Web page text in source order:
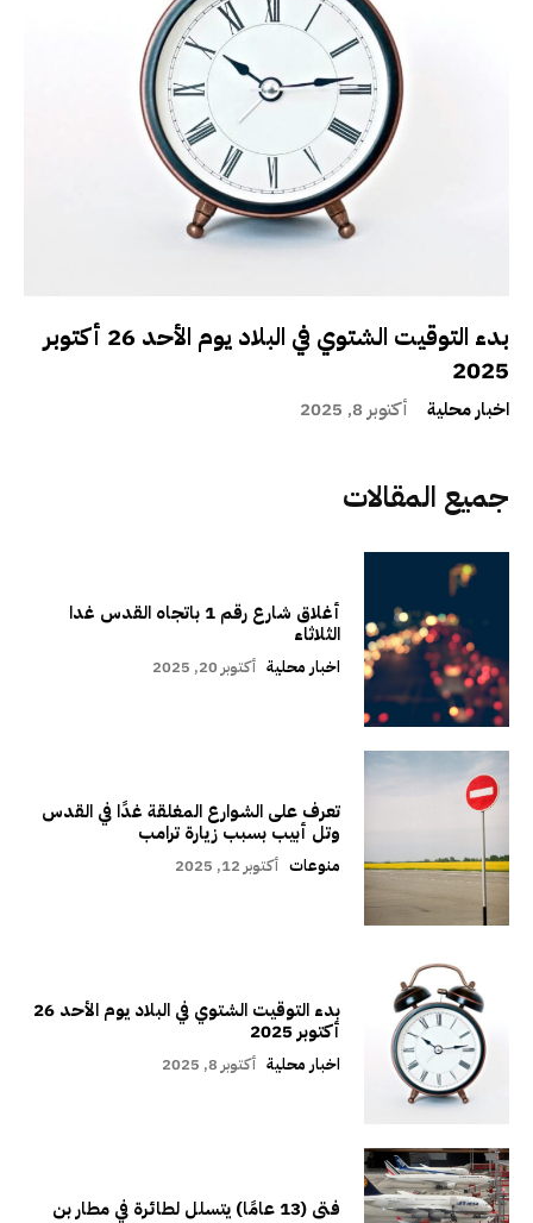
بدء التوقيت الشتوي في البلاد يوم الأحد 26 أكتوبر
2025
اخبار محلية أكتوبر 8, 2025
جميع المقالات
أغلاق شارع رقم 1 باتجاه القدس غدا
الثلاثاء
اخبار محلية أكتوبر 20, 2025
تعرف على الشوارع المغلقة غدًا في القدس
وتل أبيب بسبب زيارة ترامب
منوعات أكتوبر 12, 2025
بدء التوقيت الشتوي في البلاد يوم الأحد 26
أكتوبر 2025
اخبار محلية أكتوبر 8, 2025
فتى (13 عامًا) يتسلل لطائرة في مطار بن